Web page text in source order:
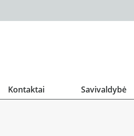
Kontaktai Savivaldybė